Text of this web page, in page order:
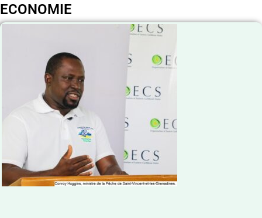
ECONOMIE